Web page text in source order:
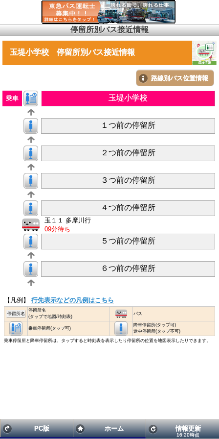
停留所別バス接近情報
玉堤小学校 停留所別バス接近情報
路線別バス位置情報
乗車 玉堤小学校
１つ前の停留所
２つ前の停留所
３つ前の停留所
４つ前の停留所
玉１１ 多摩川行
09分待ち
５つ前の停留所
６つ前の停留所
【凡例】 行先表示などの凡例はこちら
停留所名
停留所名
(タップで地図/時刻表)
バス
乗車停留所(タップ可)
降車停留所(タップ可)
途中停留所(タップ不可)
乗車停留所と降車停留所は、タップすると時刻表を表示したり停留所の位置を地図表示したりできます。
PC版 ホーム 情報更新
16:20時点